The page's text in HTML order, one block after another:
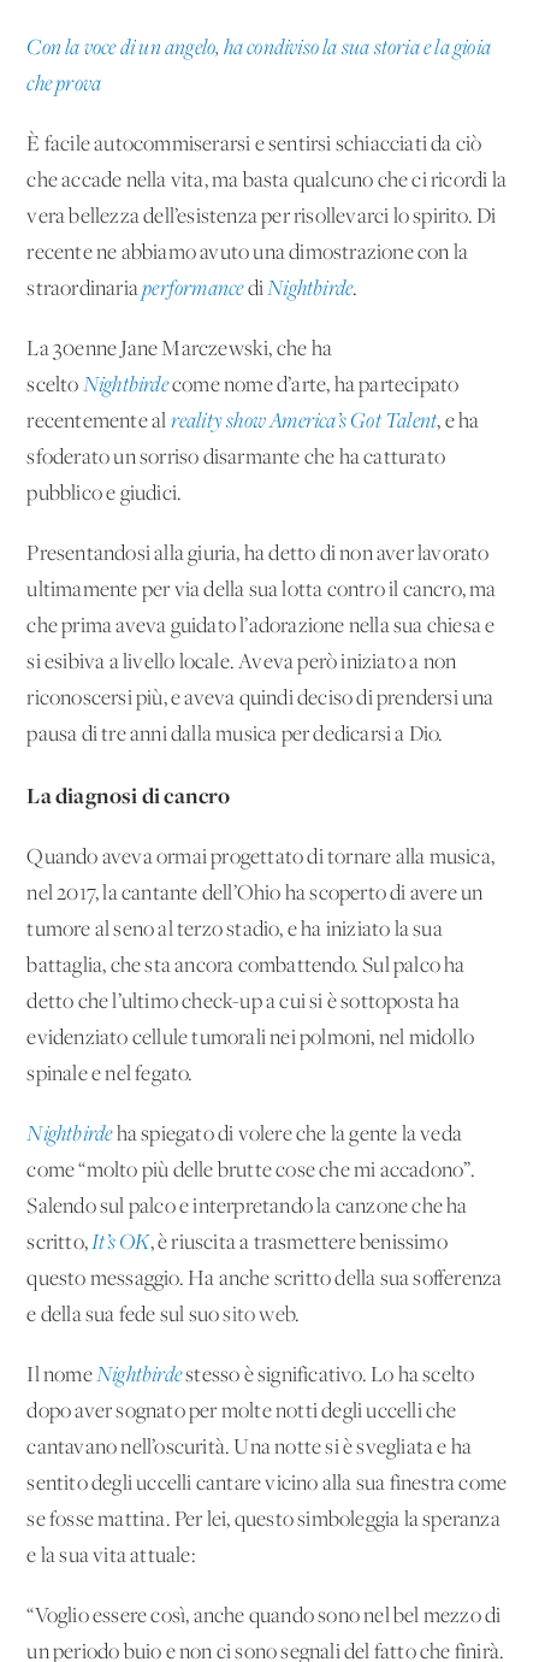
Con la voce di un angelo, ha condiviso la sua storia e la gioia
che prova
È facile autocommiserarsi e sentirsi schiacciati da ciò
che accade nella vita, ma basta qualcuno che ci ricordi la
vera bellezza dell’esistenza per risollevarci lo spirito. Di
recente ne abbiamo avuto una dimostrazione con la
straordinariaperformancediNightbirde.
La 30enne Jane Marczewski, che ha
scelto Nightbirdecome nome d’arte, ha partecipato
recentemente al reality show America’s Got Talent, e ha
sfoderato un sorriso disarmante che ha catturato
pubblico e giudici.
Presentandosi alla giuria, ha detto di non aver lavorato
ultimamente per via della sua lotta contro il cancro, ma
che prima aveva guidato l’adorazione nella sua chiesa e
si esibiva a livello locale. Aveva però iniziato a non
riconoscersi più, e aveva quindi deciso di prendersi una
pausa di tre anni dalla musica per dedicarsi a Dio.
La diagnosi di cancro
Quando aveva ormai progettato di tornare alla musica,
nel 2017, la cantante dell’Ohio ha scoperto di avere un
tumore al seno al terzo stadio, e ha iniziato la sua
battaglia, che sta ancora combattendo. Sul palco ha
detto che l’ultimo check-up a cui si è sottoposta ha
evidenziato cellule tumorali nei polmoni, nel midollo
spinale e nel fegato.
Nightbirdeha spiegato di volere che la gente la veda
come “molto più delle brutte cose che mi accadono”.
Salendo sul palco e interpretando la canzone che ha
scritto,It’s OK, è riuscita a trasmettere benissimo
questo messaggio. Ha anche scritto della sua sofferenza
e della sua fede sul suosito web.
Il nomeNightbirdestesso è significativo. Lo ha scelto
dopo aver sognato per molte notti degli uccelli che
cantavano nell’oscurità. Una notte si è svegliata e ha
sentito degli uccelli cantare vicino alla sua finestra come
se fosse mattina. Per lei, questo simboleggia la speranza
e la sua vita attuale:
“Voglio essere così, anche quando sono nel bel mezzo di
un periodo buio e non ci sono segnali del fatto che finirà.